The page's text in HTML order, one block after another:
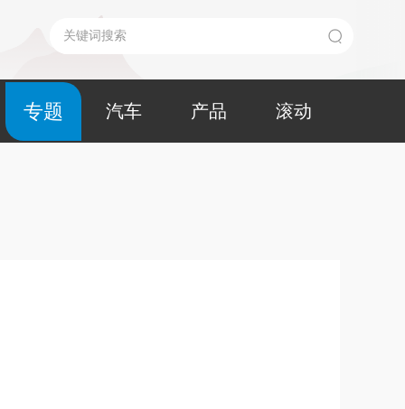
专题 汽车 产品 滚动